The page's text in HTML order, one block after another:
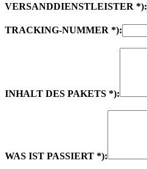
VERSANDDIENSTLEISTER *):
TRACKING-NUMMER *):
INHALT DES PAKETS *):
WAS IST PASSIERT *):